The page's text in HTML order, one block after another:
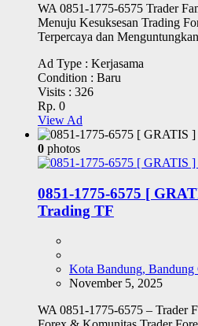
WA 0851-1775-6575 Trader
Menuju Kesuksesan Trading
Terpercaya dan
Ad Type : Kerjasama
Condition : Baru
Visits : 326
Rp. 0
View Ad
0 photos
0851-1775-6575 [
Trading TF
Kota Bandung, Bandung
November 5, 2025
WA 0851-1775-6575 – Trader